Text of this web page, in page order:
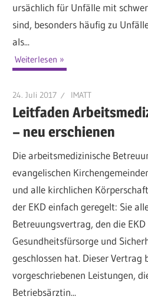
ursächlich für Unfälle mit
sind, besonders häufig zu
als...
Weiterlesen
24. Juli 2017 IMATT
Leitfaden
– neu erschienen
Die arbeitsmedizinische
evangelischen
und alle kirchlichen
der EKD einfach geregelt: Sie
Betreuungsvertrag, den die
Gesundheitsfürsorge und
geschlossen hat. Dieser
vorgeschriebenen Leistungen,
Betriebsärztin...